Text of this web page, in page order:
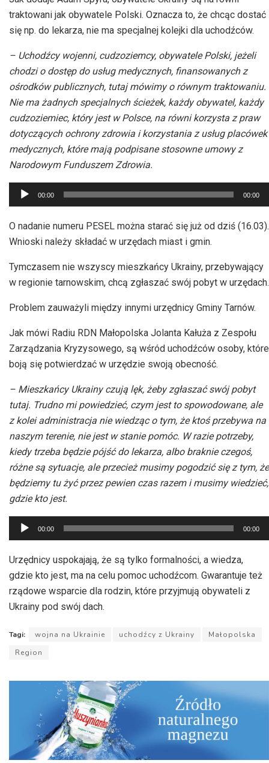
traktowani jak obywatele Polski. Oznacza to, że chcąc dostać
się np. do lekarza, nie ma specjalnej kolejki dla uchodźców.
– Uchodźcy wojenni, cudzoziemcy, obywatele Polski, jeżeli
chodzi o dostęp do usług medycznych, finansowanych z
ośrodków publicznych, tutaj mówimy o równym traktowaniu.
Nie ma żadnych specjalnych ścieżek, każdy obywatel, każdy
cudzoziemiec, który jest w Polsce, na równi korzysta z praw
dotyczących ochrony zdrowia i korzystania z usług placówek
medycznych, które mają podpisane stosowne umowy z
Narodowym Funduszem Zdrowia.
Odtwarzacz
plików
dźwiękowych
00:00 00:00
O nadanie numeru PESEL można starać się już od dziś (16.03).
Wnioski należy składać w urzędach miast i gmin.
Tymczasem nie wszyscy mieszkańcy Ukrainy, przebywający
w regionie tarnowskim, chcą zgłaszać swój pobyt w urzędach.
Problem zauważyli między innymi urzędnicy Gminy Tarnów.
Jak mówi Radiu RDN Małopolska Jolanta Kałuża z Zespołu
Zarządzania Kryzysowego, są wśród uchodźców osoby, które
boją się potwierdzać w urzędzie swoją obecność.
– Mieszkańcy Ukrainy czują lęk, żeby zgłaszać swój pobyt
tutaj. Trudno mi powiedzieć, czym jest to spowodowane, ale
z kolei administracja nie wiedząc o tym, że ktoś przebywa na
naszym terenie, nie jest w stanie pomóc. W razie potrzeby,
kiedy trzeba będzie pójść do lekarza, albo braknie czegoś,
różne są sytuacje, ale przecież musimy pogodzić się z tym, że
będziemy tu żyć przez pewien czas razem i musimy wiedzieć,
gdzie kto jest.
Odtwarzacz
plików
dźwiękowych
00:00 00:00
Urzędnicy uspokajają, że są tylko formalności, a wiedza,
gdzie kto jest, ma na celu pomoc uchodźcom. Gwarantuje też
rządowe wsparcie dla rodzin, które przyjmują obywateli z
Ukrainy pod swój dach.
Tagi: wojna na Ukrainie uchodźcy z Ukrainy
Małopolska
Region